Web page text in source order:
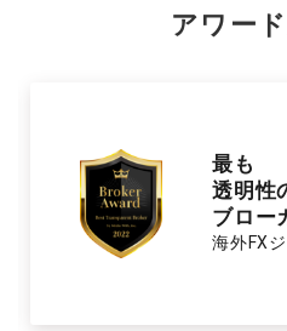
アワー
ベスト
フォレ
トレー
サポー
Global